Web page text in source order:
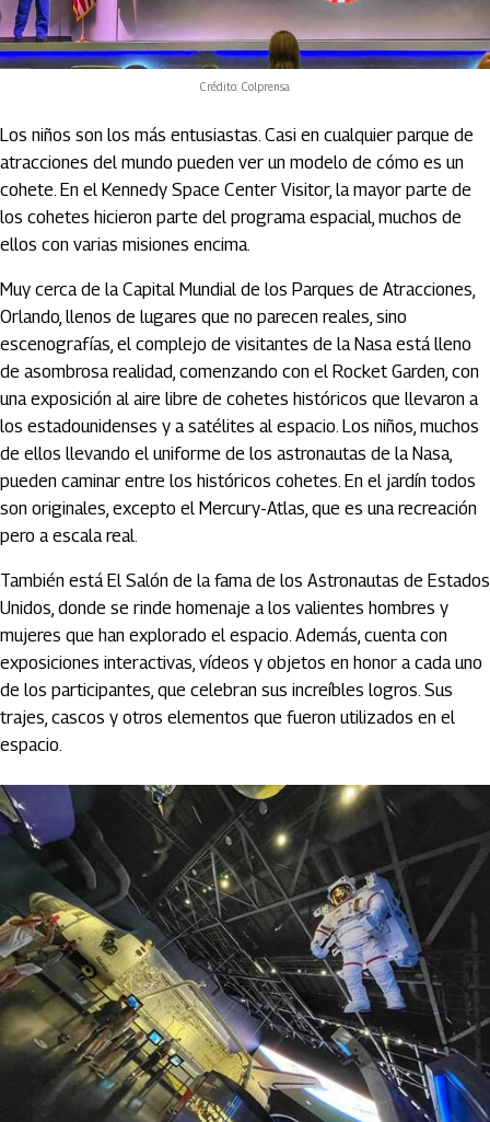
Crédito: Colprensa
Los niños son los más entusiastas. Casi en cualquier parque de
atracciones del mundo pueden ver un modelo de cómo es un
cohete. En el Kennedy Space Center Visitor, la mayor parte de
los cohetes hicieron parte del programa espacial, muchos de
ellos con varias misiones encima.
Muy cerca de la Capital Mundial de los Parques de Atracciones,
Orlando, llenos de lugares que no parecen reales, sino
escenografías, el complejo de visitantes de la Nasa está lleno
de asombrosa realidad, comenzando con el Rocket Garden, con
una exposición al aire libre de cohetes históricos que llevaron a
los estadounidenses y a satélites al espacio. Los niños, muchos
de ellos llevando el uniforme de los astronautas de la Nasa,
pueden caminar entre los históricos cohetes. En el jardín todos
son originales, excepto el Mercury-Atlas, que es una recreación
pero a escala real.
También está El Salón de la fama de los Astronautas de Estados
Unidos, donde se rinde homenaje a los valientes hombres y
mujeres que han explorado el espacio. Además, cuenta con
exposiciones interactivas, vídeos y objetos en honor a cada uno
de los participantes, que celebran sus increíbles logros. Sus
trajes, cascos y otros elementos que fueron utilizados en el
espacio.